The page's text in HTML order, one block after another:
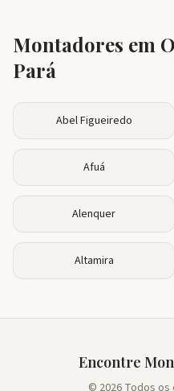
Montadores em
Pará
Abel Figueiredo
Afuá
Alenquer
Altamira
Encontre
© 2026 Todos